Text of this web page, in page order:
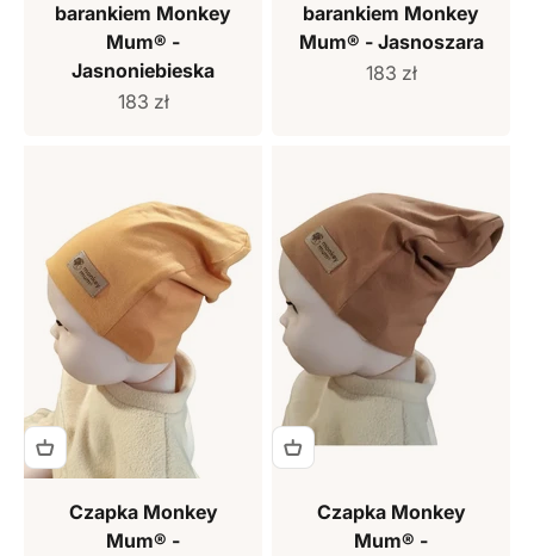
barankiem Monkey
Mum® -
Jasnoniebieska
Cena sprzedaży
183 zł
barankiem Monkey
Mum® - Jasnoszara
Cena sprzedaży
183 zł
Czapka Monkey
Mum® -
Czapka Monkey
Mum® -